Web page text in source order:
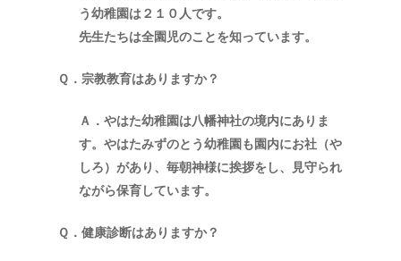
う幼稚園は２１０人です。
先生たちは全園児のことを知っています。
Ｑ．宗教教育はありますか？
Ａ．やはた幼稚園は八幡神社の境内にありま
す。やはたみずのとう幼稚園も園内にお社（や
しろ）があり、毎朝神様に挨拶をし、見守られ
ながら保育しています。
Ｑ．健康診断はありますか？